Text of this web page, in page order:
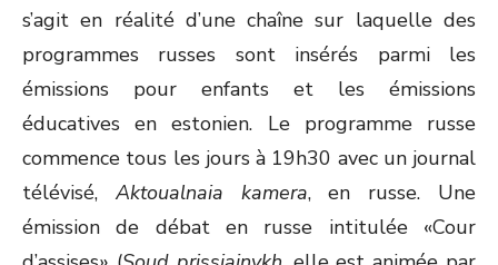
s’agit en réalité d’une chaîne sur laquelle des
programmes russes sont insérés parmi les
émissions pour enfants et les émissions
éducatives en estonien. Le programme russe
commence tous les jours à 19h30 avec un journal
télévisé, Aktoualnaia kamera, en russe. Une
émission de débat en russe intitulée «Cour